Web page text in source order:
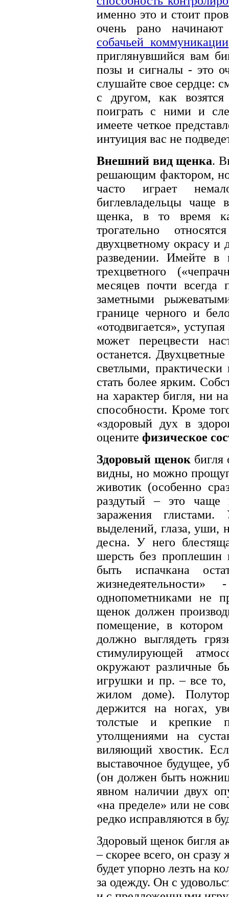
именно это и стоит
очень рано
собачьей коммуникации
приглянувшийся вам
позы и сигналы - это
слушайте свое сердце:
с другом, как
поиграть с ними и
имеете четкое
интуиция вас не
Внешний вид щенка.
решающим фактором,
часто играет
биглевладельцы чаще
щенка, в то время
трогательно
двухцветному окрасу и
разведении. Имейте в
трехцветного
месяцев почти всегда
заметными
границе черного и
«отодвигается»,
может перецвести
останется.
светлыми,
стать более ярким.
на характер бигля, ни
способности. Кроме
«здоровый дух в
оцените физическое
Здоровый щенок
видны, но можно
животик (особенно
раздутый – это чаще
заражения
выделений, глаза, уши,
десна. У него
шерсть без
быть испачкана
однопометниками не
щенок должен
помещение, в
должно выглядеть
стимулирующей
окружают различные
игрушки и пр. – все
жилом доме).
держится на ногах,
толстые и крепкие
утолщениями на
виляющий хвостик.
выставочное будущее,
(он должен быть
явном наличии двух
«на пределе» или не
редко исправляются в
Здоровый щенок бигля
– скорее всего, он
будет упорно лезть на
за одежду. Он с